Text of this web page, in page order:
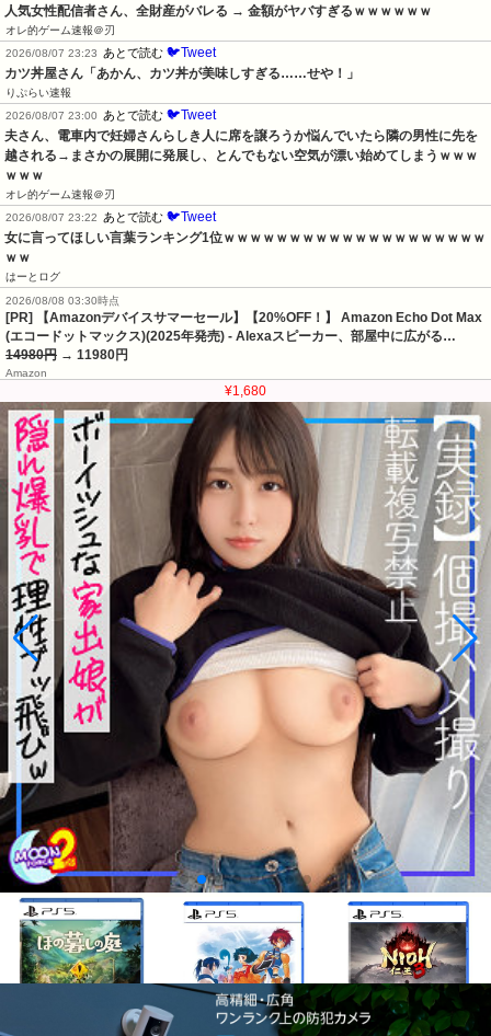
人気女性配信者さん、全財産がバレる → 金額がヤバすぎるｗｗｗｗｗｗ
オレ的ゲーム速報＠刃
2026/08/07 23:23
あとで読む 🐦Tweet
カツ丼屋さん「あかん、カツ丼が美味しすぎる……せや！」
りぷらい速報
2026/08/07 23:00
あとで読む 🐦Tweet
夫さん、電車内で妊婦さんらしき人に席を譲ろうか悩んでいたら隣の男性に先を
越される→まさかの展開に発展し、とんでもない空気が漂い始めてしまうｗｗｗ
ｗｗｗ
オレ的ゲーム速報＠刃
2026/08/07 23:22
あとで読む 🐦Tweet
女に言ってほしい言葉ランキング1位ｗｗｗｗｗｗｗｗｗｗｗｗｗｗｗｗｗｗｗｗ
ｗｗ
はーとログ
2026/08/08 03:30時点
[PR] 【Amazonデバイスサマーセール】【20%OFF！】 Amazon Echo Dot Max
(エコードットマックス)(2025年発売) - Alexaスピーカー、部屋中に広がる…
14980円 → 11980円
Amazon
¥1,680